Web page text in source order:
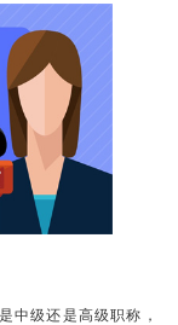
中级还是高级职称，